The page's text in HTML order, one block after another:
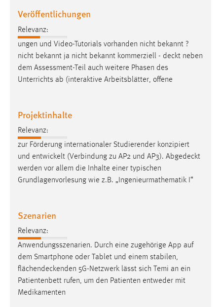
Veröffentlichungen
Relevanz:
ungen und Video-Tutorials vorhanden nicht bekannt ?
nicht bekannt ja nicht bekannt kommerziell - deckt neben
dem Assessment-Teil auch weitere Phasen des
Unterrichts ab (interaktive Arbeitsblätter, offene
Projektinhalte
Relevanz:
zur Förderung internationaler Studierender konzipiert
und entwickelt (Verbindung zu AP2 und AP3). Abgedeckt
werden vor allem die Inhalte einer typischen
Grundlagenvorlesung wie z.B. „Ingenieurmathematik I“
Szenarien
Relevanz:
Anwendungsszenarien. Durch eine zugehörige App auf
dem Smartphone oder Tablet und einem stabilen,
flächendeckenden 5G-Netzwerk lässt sich Temi an ein
Patientenbett rufen, um den Patienten entweder mit
Medikamenten
Conversion-Tracking
Cookie Laufzeit:
3 Monate
Facebook Pixel
Anbieter:
Facebook
Zweck:
Conversion-Tracking
Cookie Laufzeit:
3 Monate
EXTERNE MEDIEN
Um Inhalte von Videoplattformen und Social Media
Plattformen anzeigen zu können, werden von diesen
externen Medien Cookies gesetzt.
YouTube